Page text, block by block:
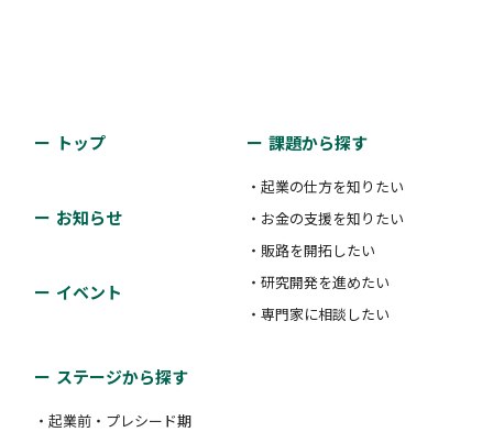
トップ
お知らせ
イベント
課題から探す
・起業の仕方を知りたい
・お金の支援を知りたい
・販路を開拓したい
・研究開発を進めたい
・専門家に相談したい
ステージから探す
・起業前・プレシード期